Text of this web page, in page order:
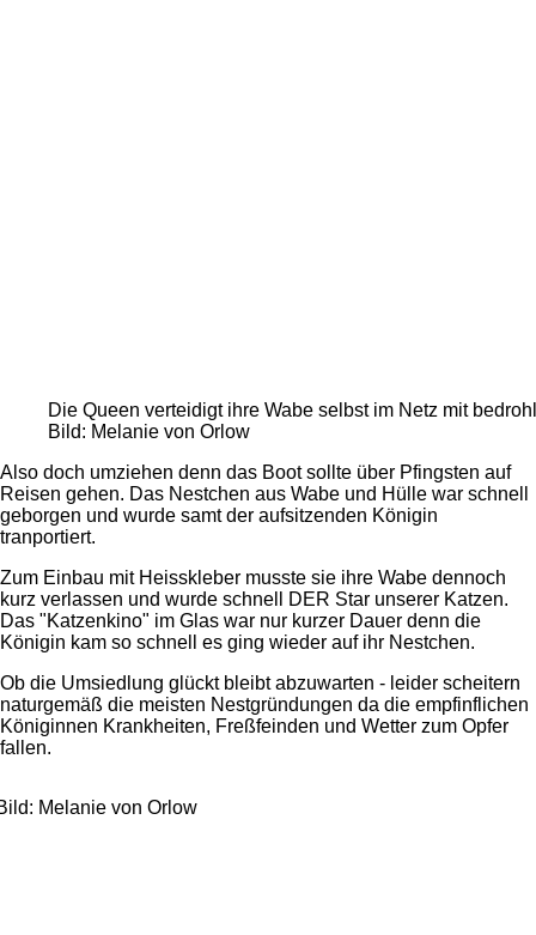
Die Queen verteidigt ihre Wabe selbst im Netz mit
Bild: Melanie von Orlow
Also doch umziehen denn das Boot sollte über Pfingsten auf
Reisen gehen. Das Nestchen aus Wabe und Hülle war schnell
geborgen und wurde samt der aufsitzenden Königin
tranportiert.
Zum Einbau mit Heisskleber musste sie ihre Wabe dennoch
kurz verlassen und wurde schnell DER Star unserer Katzen.
Das "Katzenkino" im Glas war nur kurzer Dauer denn die
Königin kam so schnell es ging wieder auf ihr Nestchen.
Ob die Umsiedlung glückt bleibt abzuwarten - leider scheitern
naturgemäß die meisten Nestgründungen da die empfinflichen
Königinnen Krankheiten, Freßfeinden und Wetter zum Opfer
fallen.